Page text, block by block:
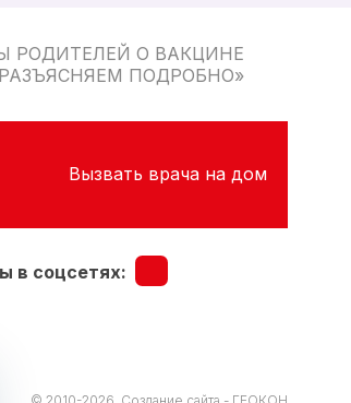
РОДИТЕЛЕЙ О ВАКЦИНЕ
ПОДРОБНО»
Вызвать врача на дом
в соцсетях: